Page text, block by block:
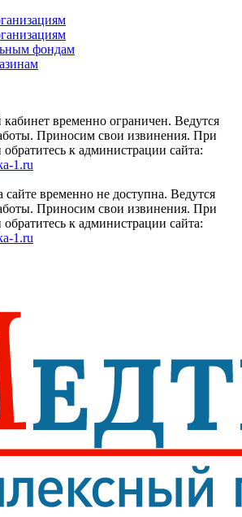
фондам
временно ограничен. Ведутся
Приносим свои извинения. При
к администрации сайта:
1.ru
сайте временно не доступна. Ведутся
Приносим свои извинения. При
к администрации сайта:
1.ru